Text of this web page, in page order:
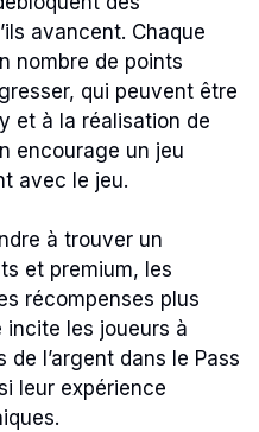
avancent. Chaque
nombre de points
qui peuvent être
et à la réalisation de
encourage un jeu
avec le jeu.
à trouver un
et premium, les
récompenses plus
les joueurs à
l’argent dans le Pass
leur expérience